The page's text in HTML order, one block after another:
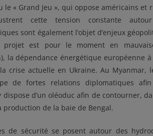
« Grand Jeu », qui oppose américains et
cette tension constante
sont également l’objet d’enjeux
est pour le moment en
la dépendance énergétique européenne
crise actuelle en Ukraine. Au Myanmar,
de fortes relations diplomatiques
d’un oléoduc afin de contourner,
production de la baie de Bengal.
de sécurité se posent autour des